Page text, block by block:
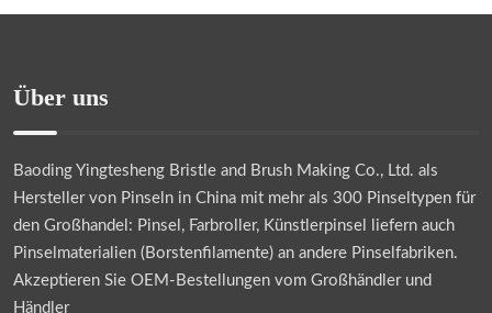
Über uns
Baoding Yingtesheng Bristle and Brush Making Co., Ltd. als
Hersteller von Pinseln in China mit mehr als 300 Pinseltypen für
den Großhandel: Pinsel, Farbroller, Künstlerpinsel liefern auch
Pinselmaterialien (Borstenfilamente) an andere Pinselfabriken.
Akzeptieren Sie OEM-Bestellungen vom Großhändler und
Händler